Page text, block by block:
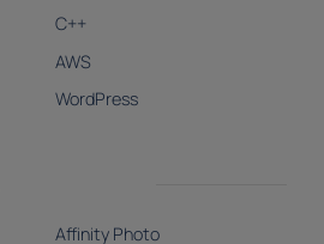
C++
AWS
WordPress
Affinity Photo